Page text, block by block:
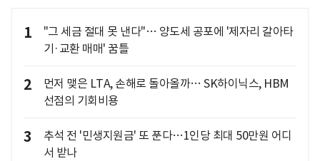
1
"그 세금 절대 못 낸다"… 양도세 공포에 '제자리 갈아타
기·교환 매매' 꿈틀
2
먼저 맺은 LTA, 손해로 돌아올까… SK하이닉스, HBM
선점의 기회비용
3
추석 전 '민생지원금' 또 푼다…1인당 최대 50만원 어디
서 받나